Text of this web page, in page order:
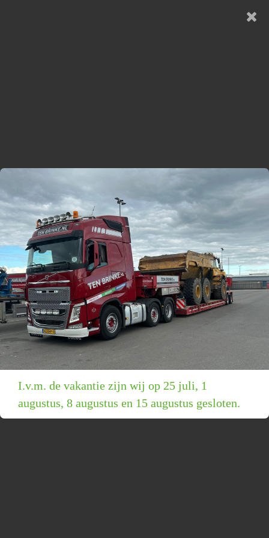
I.v.m. de vakantie zijn wij op 25 juli, 1
augustus, 8 augustus en 15 augustus gesloten.